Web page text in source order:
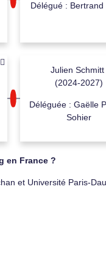
Délégué : Bertrand
Julien Schmitt
(2024-2027)
Déléguée : Gaëlle
Sohier
en France ?
et Université Paris-